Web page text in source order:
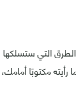
التي ستسلكها
مكتوبًا أمامك،